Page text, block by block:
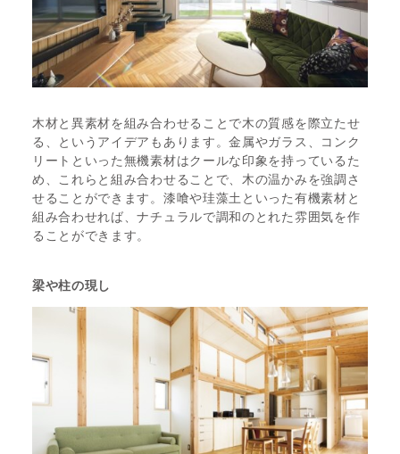
木材と異素材を組み合わせることで木の質感を際立たせ
る、というアイデアもあります。金属やガラス、コンク
リートといった無機素材はクールな印象を持っているた
め、これらと組み合わせることで、木の温かみを強調さ
せることができます。漆喰や珪藻土といった有機素材と
組み合わせれば、ナチュラルで調和のとれた雰囲気を作
ることができます。
梁や柱の現し